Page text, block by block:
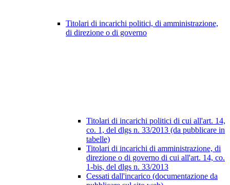
Titolari di incarichi politici, di amministrazione,
di direzione o di governo
Titolari di incarichi politici di cui all'art. 14,
co. 1, del dlgs n. 33/2013 (da pubblicare in
tabelle)
Titolari di incarichi di amministrazione, di
direzione o di governo di cui all'art. 14, co.
1-bis, del dlgs n. 33/2013
Cessati dall'incarico (documentazione da